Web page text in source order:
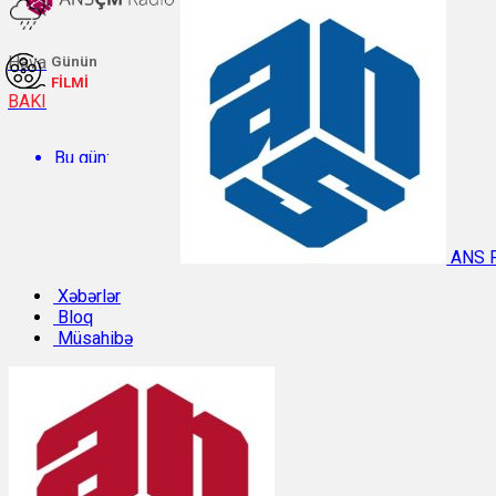
Hava
BAKI
Bu gün:
Temperatur: 29.9°C. Rütubət: 48%.
Sabah:
Günün
FİLMİ
ANS
Xəbərlər
Bloq
Müsahibə